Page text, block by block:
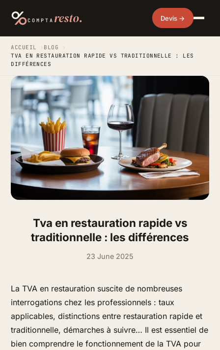
COMPTA resto. Devis →
ACCUEIL › BLOG
›
TVA EN RESTAURATION RAPIDE VS TRADITIONNELLE : LES
DIFFÉRENCES
Tva en restauration rapide vs
traditionnelle : les différences
23 June 2025
La TVA en restauration suscite de nombreuses
interrogations chez les professionnels : taux
applicables, distinctions entre restauration rapide et
traditionnelle, démarches à suivre… Il est essentiel de
bien comprendre le fonctionnement de la TVA pour